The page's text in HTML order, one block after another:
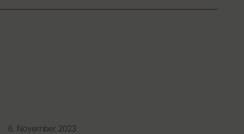
6. November 2023